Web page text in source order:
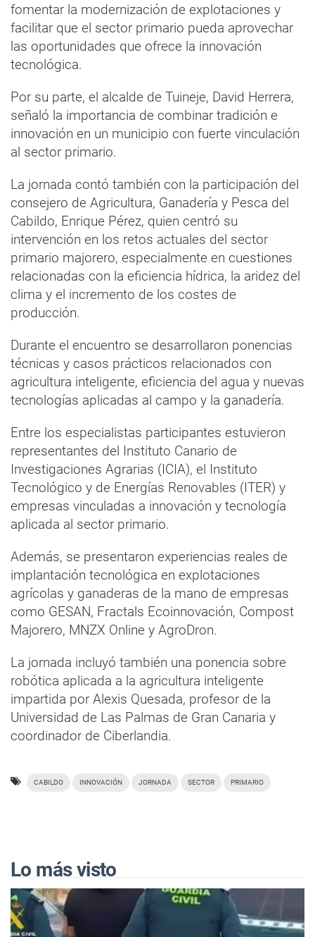
fomentar la modernización de explotaciones y
facilitar que el sector primario pueda aprovechar
las oportunidades que ofrece la innovación
tecnológica.
Por su parte, el alcalde de Tuineje, David Herrera,
señaló la importancia de combinar tradición e
innovación en un municipio con fuerte vinculación
al sector primario.
La jornada contó también con la participación del
consejero de Agricultura, Ganadería y Pesca del
Cabildo, Enrique Pérez, quien centró su
intervención en los retos actuales del sector
primario majorero, especialmente en cuestiones
relacionadas con la eficiencia hídrica, la aridez del
clima y el incremento de los costes de
producción.
Durante el encuentro se desarrollaron ponencias
técnicas y casos prácticos relacionados con
agricultura inteligente, eficiencia del agua y nuevas
tecnologías aplicadas al campo y la ganadería.
Entre los especialistas participantes estuvieron
representantes del Instituto Canario de
Investigaciones Agrarias (ICIA), el Instituto
Tecnológico y de Energías Renovables (ITER) y
empresas vinculadas a innovación y tecnología
aplicada al sector primario.
Además, se presentaron experiencias reales de
implantación tecnológica en explotaciones
agrícolas y ganaderas de la mano de empresas
como GESAN, Fractals Ecoinnovación, Compost
Majorero, MNZX Online y AgroDron.
La jornada incluyó también una ponencia sobre
robótica aplicada a la agricultura inteligente
impartida por Alexis Quesada, profesor de la
Universidad de Las Palmas de Gran Canaria y
coordinador de Ciberlandia.
CABILDO INNOVACIÓN JORNADA SECTOR PRIMARIO
Lo más visto